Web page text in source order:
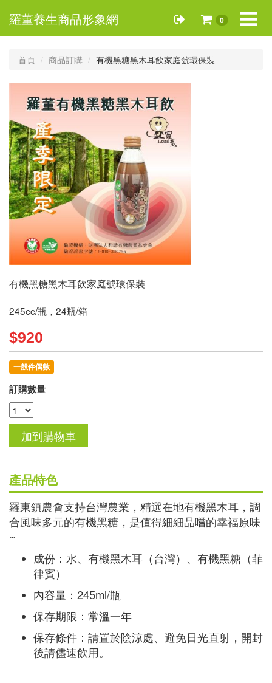
Toggle
羅董養生商品形象網 0
首頁 商品訂購 有機黑糖黑木耳飲家庭號環保裝
有機黑糖黑木耳飲家庭號環保裝
245cc/瓶，24瓶/箱
$920
一般件偶數
訂購數量
產品特色
羅東鎮農會支持台灣農業，精選在地有機黑木耳，調
合風味多元的有機黑糖，是值得細細品嚐的幸福原味
~
成份：水、有機黑木耳（台灣）、有機黑糖（菲
律賓）
內容量：245ml/瓶
保存期限：常溫一年
保存條件：請置於陰涼處、避免日光直射，開封
後請儘速飲用。